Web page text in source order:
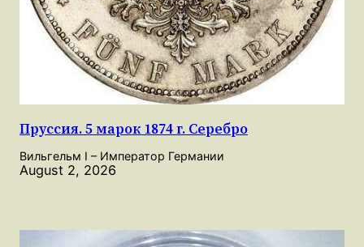
Пруссия. 5 марок 1874 г. Серебро
Вильгельм I – Император Германии
August 2, 2026